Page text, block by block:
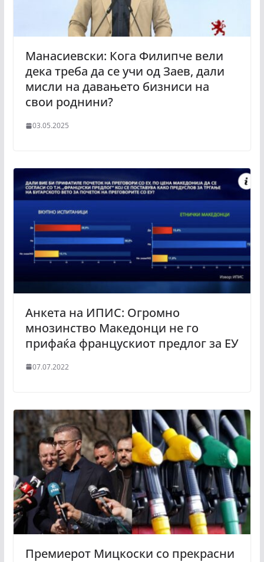
Манасиевски: Кога Филипче вели
дека треба да се учи од Заев, дали
мисли на давањето бизниси на
свои роднини?
03.05.2025
Анкета на ИПИС: Огромно
мнозинство Македонци не го
прифаќа францускиот предлог за ЕУ
07.07.2022
Премиерот Мицкоски со прекрасни